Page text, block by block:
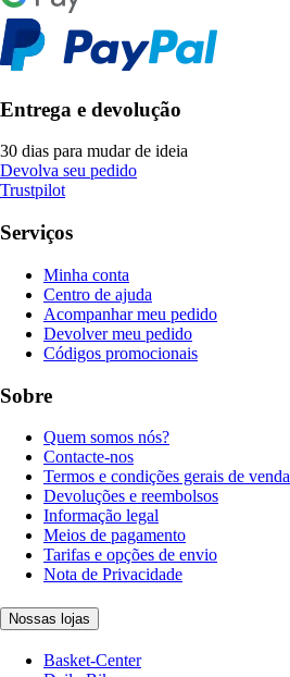
Entrega e devolução
30 dias para mudar de ideia
Devolva seu pedido
Trustpilot
Serviços
Minha conta
Centro de ajuda
Acompanhar meu pedido
Devolver meu pedido
Códigos promocionais
Sobre
Quem somos nós?
Contacte-nos
Termos e condições gerais de venda
Devoluções e reembolsos
Informação legal
Meios de pagamento
Tarifas e opções de envio
Nota de Privacidade
Nossas lojas
Basket-Center